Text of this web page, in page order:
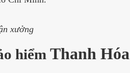
xưởng
hiểm Thanh Hóa